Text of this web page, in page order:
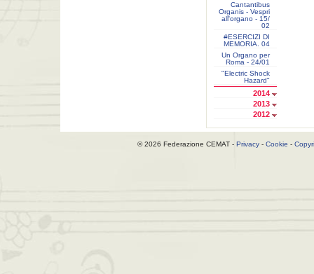
Cantantibus
Organis - Vespri
all'organo - 15/
02
#ESERCIZI DI
MEMORIA. 04
Un Organo per
Roma - 24/01
"Electric Shock
Hazard"
2014
2013
2012
© 2026 Federazione CEMAT - Privacy- Cookie -